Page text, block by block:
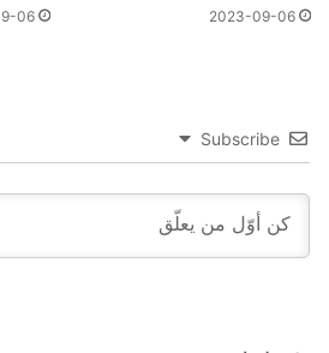
2023-09-06
06
Subscribe